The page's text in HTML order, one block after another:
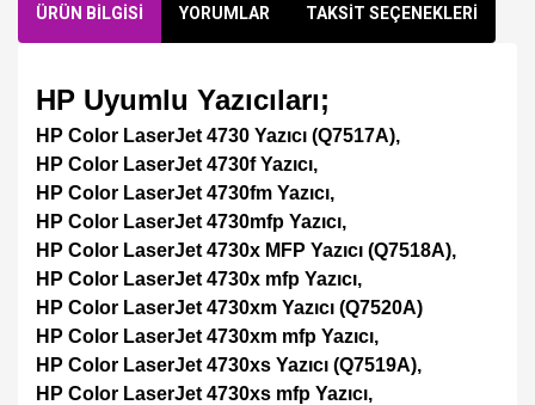
ÜRÜN BİLGİSİ YORUMLAR TAKSİT SEÇENEKLERİ
HP Uyumlu Yazıcıları;
HP Color LaserJet 4730 Yazıcı (Q7517A),
HP Color LaserJet 4730f Yazıcı,
HP Color LaserJet 4730fm Yazıcı,
HP Color LaserJet 4730mfp Yazıcı,
HP Color LaserJet 4730x MFP Yazıcı (Q7518A),
HP Color LaserJet 4730x mfp Yazıcı,
HP Color LaserJet 4730xm Yazıcı (Q7520A)
HP Color LaserJet 4730xm mfp Yazıcı,
HP Color LaserJet 4730xs Yazıcı (Q7519A),
HP Color LaserJet 4730xs mfp Yazıcı,